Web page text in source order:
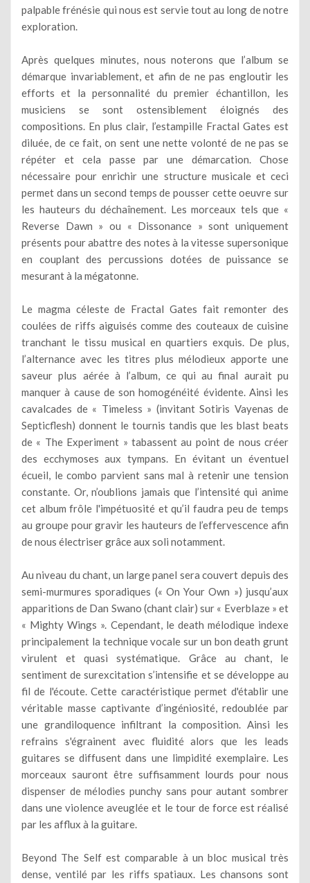
palpable frénésie qui nous est servie tout au long de notre
exploration.
Après quelques minutes, nous noterons que l’album se
démarque invariablement, et afin de ne pas engloutir les
efforts et la personnalité du premier échantillon, les
musiciens se sont ostensiblement éloignés des
compositions. En plus clair, l’estampille Fractal Gates est
diluée, de ce fait, on sent une nette volonté de ne pas se
répéter et cela passe par une démarcation. Chose
nécessaire pour enrichir une structure musicale et ceci
permet dans un second temps de pousser cette oeuvre sur
les hauteurs du déchaînement. Les morceaux tels que «
Reverse Dawn » ou « Dissonance » sont uniquement
présents pour abattre des notes à la vitesse supersonique
en couplant des percussions dotées de puissance se
mesurant à la mégatonne.
Le magma céleste de Fractal Gates fait remonter des
coulées de riffs aiguisés comme des couteaux de cuisine
tranchant le tissu musical en quartiers exquis. De plus,
l’alternance avec les titres plus mélodieux apporte une
saveur plus aérée à l’album, ce qui au final aurait pu
manquer à cause de son homogénéité évidente. Ainsi les
cavalcades de « Timeless » (invitant Sotiris Vayenas de
Septicflesh) donnent le tournis tandis que les blast beats
de « The Experiment » tabassent au point de nous créer
des ecchymoses aux tympans. En évitant un éventuel
écueil, le combo parvient sans mal à retenir une tension
constante. Or, n’oublions jamais que l’intensité qui anime
cet album frôle l'impétuosité et qu’il faudra peu de temps
au groupe pour gravir les hauteurs de l’effervescence afin
de nous électriser grâce aux soli notamment.
Au niveau du chant, un large panel sera couvert depuis des
semi-murmures sporadiques (« On Your Own ») jusqu’aux
apparitions de Dan Swano (chant clair) sur « Everblaze » et
« Mighty Wings ». Cependant, le death mélodique indexe
principalement la technique vocale sur un bon death grunt
virulent et quasi systématique. Grâce au chant, le
sentiment de surexcitation s’intensifie et se développe au
fil de l'écoute. Cette caractéristique permet d'établir une
véritable masse captivante d’ingéniosité, redoublée par
une grandiloquence infiltrant la composition. Ainsi les
refrains s'égrainent avec fluidité alors que les leads
guitares se diffusent dans une limpidité exemplaire. Les
morceaux sauront être suffisamment lourds pour nous
dispenser de mélodies punchy sans pour autant sombrer
dans une violence aveuglée et le tour de force est réalisé
par les afflux à la guitare.
Beyond The Self est comparable à un bloc musical très
dense, ventilé par les riffs spatiaux. Les chansons sont